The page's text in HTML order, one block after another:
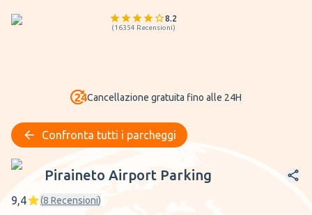
8.2
(16354 Recensioni)
Cancellazione gratuita fino alle 24H
Confronta tutti i parcheggi
Piraineto Airport Parking
Piraineto Airport Parking
9,4 (8 Recensioni)